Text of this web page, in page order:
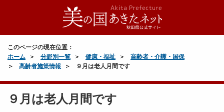
このページの現在位置：
ホーム
分野別一覧 健康・福祉
高齢者・介護・国保
高齢者施策情報
９月は老人月間です
９月は老人月間です